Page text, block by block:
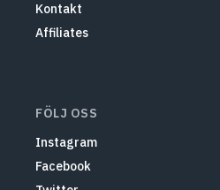
Kontakt
Affiliates
FÖLJ OSS
Instagram
Facebook